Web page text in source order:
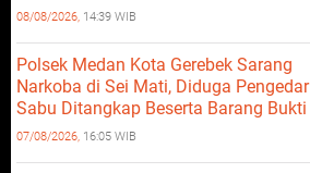
08/08/2026, 14:39 WIB
Polsek Medan Kota Gerebek Sarang
Narkoba di Sei Mati, Diduga Pengedar
Sabu Ditangkap Beserta Barang Bukti
07/08/2026, 16:05 WIB